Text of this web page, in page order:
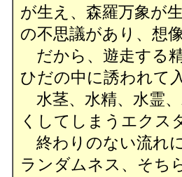
が生え、森羅万象が
の不思議があり、想
だから、遊走する
ひだの中に誘われて
水茎、水精、水霊
くしてしまうエクス
終わりのない流れ
ランダムネス、そち